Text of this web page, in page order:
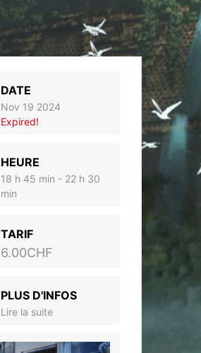
DATE
Nov 19 2024
Expired!
HEURE
18 h 45 min - 22 h 30
min
TARIF
6.00CHF
PLUS D'INFOS
Lire la suite